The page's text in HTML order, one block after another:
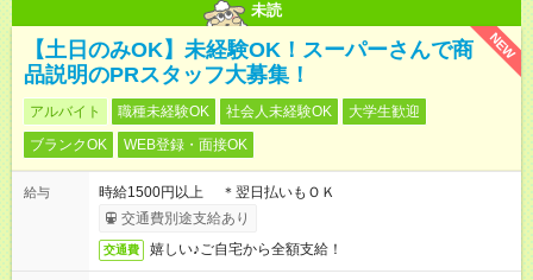
未読
NEW
【土日のみOK】未経験OK！スーパーさんで商
品説明のPRスタッフ大募集！
アルバイト 職種未経験OK 社会人未経験OK
大学生歓迎
ブランクOK
WEB登録・面接OK
給与
時給1500円以上 ＊翌日払いもＯＫ
交通費別途支給あり
交通費 嬉しい♪ご自宅から全額支給！